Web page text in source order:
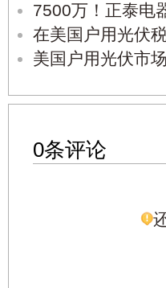
7500万！正泰电
在美国户用光伏
美国户用光伏市
0条评论